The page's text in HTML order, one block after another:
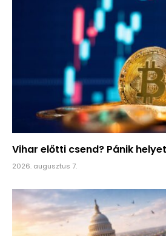
Vihar előtti csend? Pánik
2026. augusztus 7.